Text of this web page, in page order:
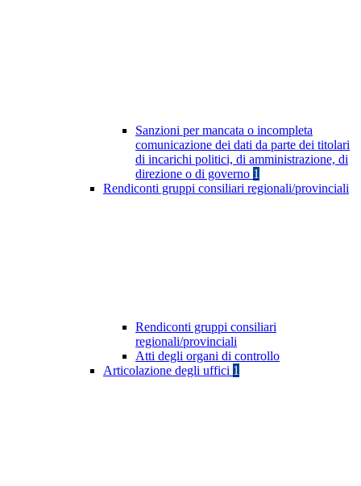
Sanzioni per mancata o incompleta
comunicazione dei dati da parte dei titolari
di incarichi politici, di amministrazione, di
direzione o di governo 1
Rendiconti gruppi consiliari regionali/provinciali
Rendiconti gruppi consiliari
regionali/provinciali
Atti degli organi di controllo
Articolazione degli uffici 1